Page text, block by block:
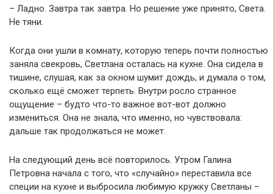
– Ладно. Завтра так завтра. Но решение уже принято, Света.
Не тяни.
Когда они ушли в комнату, которую теперь почти полностью
заняла свекровь, Светлана осталась на кухне. Она сидела в
тишине, слушая, как за окном шумит дождь, и думала о том,
сколько ещё сможет терпеть. Внутри росло странное
ощущение – будто что-то важное вот-вот должно
измениться. Она не знала, что именно, но чувствовала:
дальше так продолжаться не может.
На следующий день всё повторилось. Утром Галина
Петровна начала с того, что «случайно» переставила все
специи на кухне и выбросила любимую кружку Светланы –